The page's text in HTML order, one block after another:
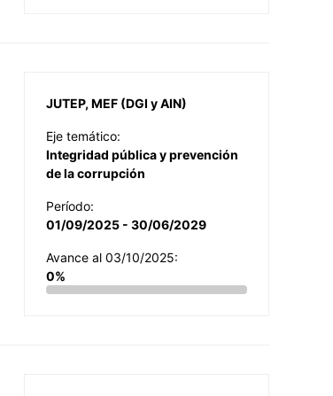
JUTEP, MEF (DGI y AIN)
Eje temático:
Integridad pública y prevención
de la corrupción
Período:
01/09/2025 - 30/06/2029
Avance al 03/10/2025:
0%